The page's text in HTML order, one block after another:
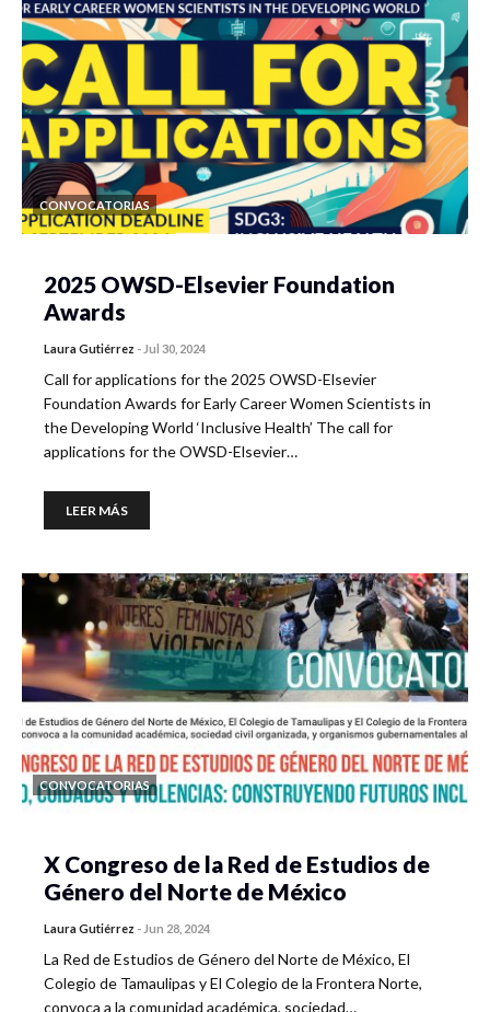
CONVOCATORIAS
2025 OWSD-Elsevier Foundation
Awards
Laura Gutiérrez - Jul 30, 2024
Call for applications for the 2025 OWSD-Elsevier
Foundation Awards for Early Career Women Scientists in
the Developing World ‘Inclusive Health’ The call for
applications for the OWSD-Elsevier…
LEER MÁS
CONVOCATORIAS
X Congreso de la Red de Estudios de
Género del Norte de México
Laura Gutiérrez - Jun 28, 2024
La Red de Estudios de Género del Norte de México, El
Colegio de Tamaulipas y El Colegio de la Frontera Norte,
convoca a la comunidad académica, sociedad…